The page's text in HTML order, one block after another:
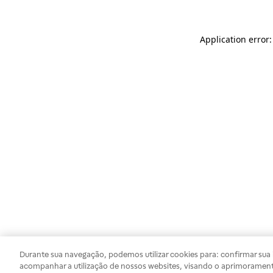
Application
Durante sua navegação, podemos utilizar cookies para: confirmar
acompanhar a utilização de nossos websites, visando o